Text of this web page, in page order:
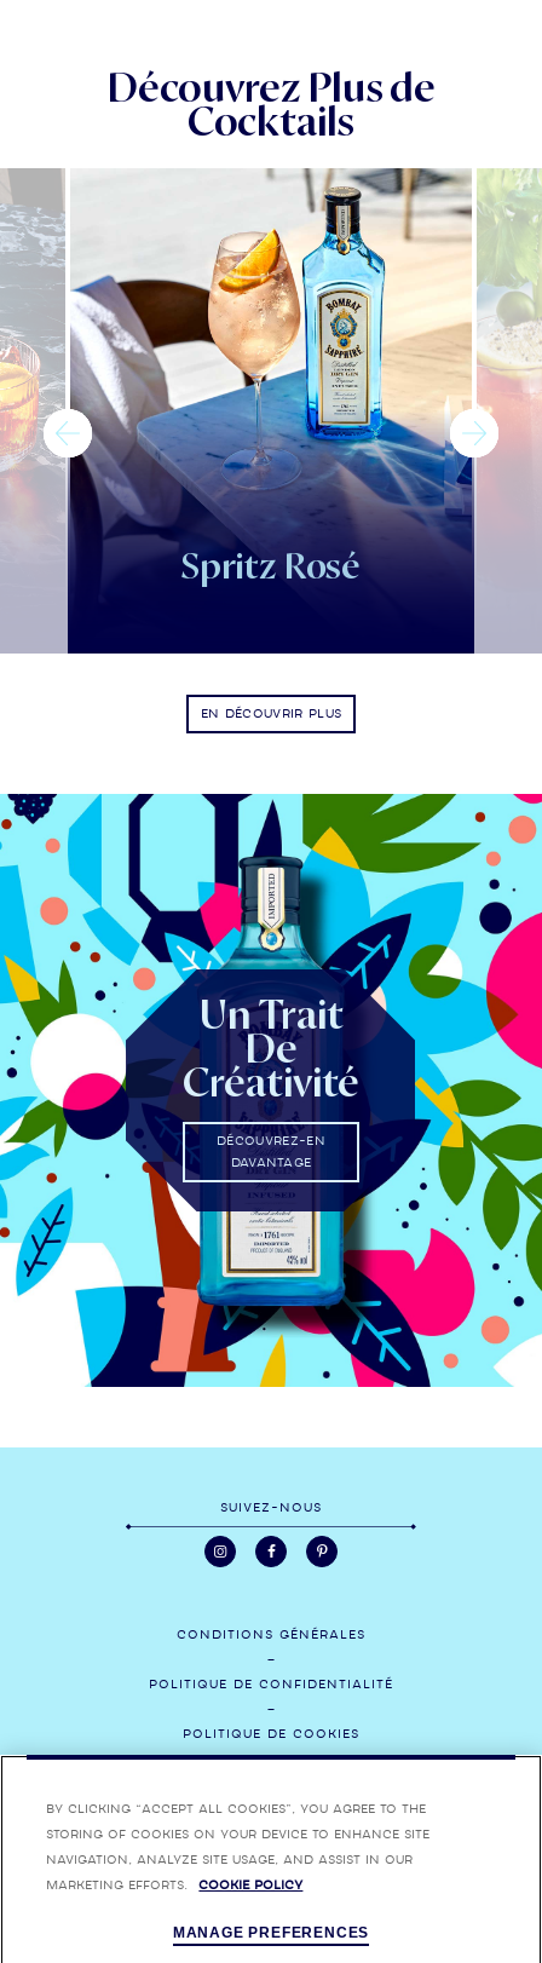
Découvrez Plus de
Cocktails
Spritz Rosé
EN DÉCOUVRIR PLUS
Un Trait
De
Créativité
DÉCOUVREZ-EN
DAVANTAGE
SUIVEZ-NOUS
CONDITIONS GÉNÉRALES
POLITIQUE DE CONFIDENTIALITÉ
POLITIQUE DE COOKIES
MÉDIAS
RECRUTEMENT
By clicking “Accept All Cookies”, you agree to the
storing of cookies on your device to enhance site
navigation, analyze site usage, and assist in our
marketing efforts.
Cookie Policy
MANAGE PREFERENCES